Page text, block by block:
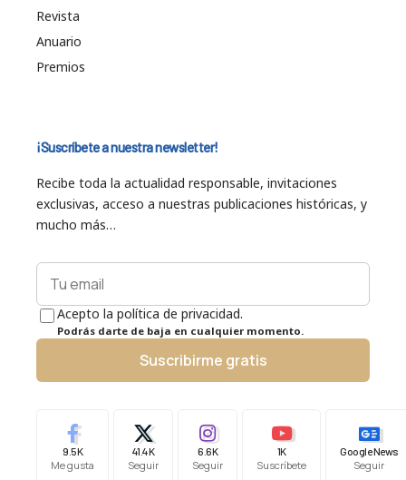
Revista
Anuario
Premios
¡Suscríbete a nuestra newsletter!
Recibe toda la actualidad responsable, invitaciones
exclusivas, acceso a nuestras publicaciones históricas, y
mucho más…
Acepto la política de privacidad.
Podrás darte de baja en cualquier momento.
Suscribirme gratis
9.5K
Me gusta
41.4K
Seguir
6.6K
Seguir
1K
Suscríbete
Google News
Seguir